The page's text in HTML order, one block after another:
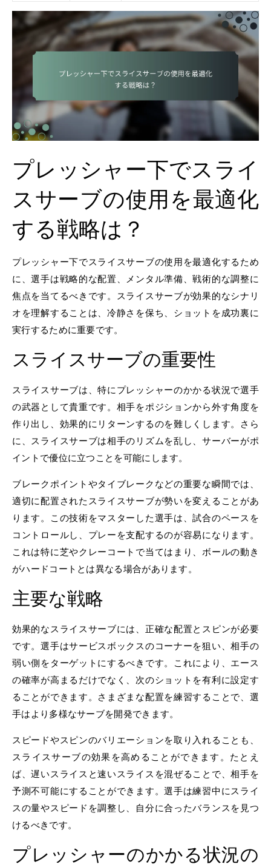
プレッシャー下でスライ
スサーブの使用を最適化
する戦略は？
プレッシャー下でスライスサーブの使用を最適化するため
に、選手は戦略的な配置、メンタル準備、戦術的な調整に
焦点を当てるべきです。スライスサーブが効果的なシナリ
オを理解することは、冷静さを保ち、ショットを成功裏に
実行するために重要です。
スライスサーブの重要性
スライスサーブは、特にプレッシャーのかかる状況で選手
の武器として貴重です。相手をポジションから外す角度を
作り出し、効果的にリターンするのを難しくします。さら
に、スライスサーブは相手のリズムを乱し、サーバーがポ
イントで優位に立つことを可能にします。
ブレークポイントやタイブレークなどの重要な瞬間では、
適切に配置されたスライスサーブが勢いを変えることがあ
ります。この技術をマスターした選手は、試合のペースを
コントロールし、プレーを支配するのが容易になります。
これは特に芝やクレーコートで当てはまり、ボールの動き
がハードコートとは異なる場合があります。
主要な戦略
効果的なスライスサーブには、正確な配置とスピンが必要
です。選手はサービスボックスのコーナーを狙い、相手の
弱い側をターゲットにするべきです。これにより、エース
の確率が高まるだけでなく、次のショットを有利に設定す
ることができます。さまざまな配置を練習することで、選
手はより多様なサーブを開発できます。
スピードやスピンのバリエーションを取り入れることも、
スライスサーブの効果を高めることができます。たとえ
ば、遅いスライスと速いスライスを混ぜることで、相手を
予測不可能にすることができます。選手は練習中にスライ
スの量やスピードを調整し、自分に合ったバランスを見つ
けるべきです。
プレッシャーのかかる状況の